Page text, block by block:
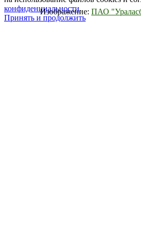
Изображение: ПАО
конфиденциальности.
Принять и продолжить